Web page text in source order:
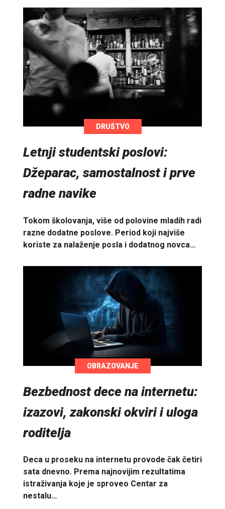
DRUŠTVO
Letnji studentski poslovi:
Džeparac, samostalnost i prve
radne navike
Tokom školovanja, više od polovine mladih radi
razne dodatne poslove. Period koji najviše
koriste za nalaženje posla i dodatnog novca…
OBRAZOVANJE
Bezbednost dece na internetu:
izazovi, zakonski okviri i uloga
roditelja
Deca u proseku na internetu provode čak četiri
sata dnevno. Prema najnovijim rezultatima
istraživanja koje je sproveo Centar za
nestalu…